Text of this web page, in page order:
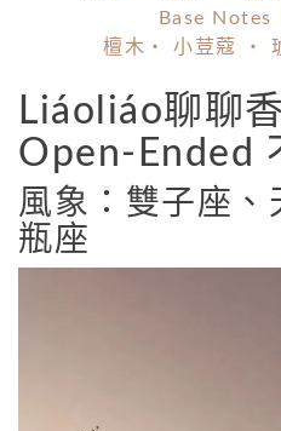
Base Notes
檀木・ 小荳蔻 ・
Liáoliáo聊聊
Open-Ended
風象：雙子座、
瓶座